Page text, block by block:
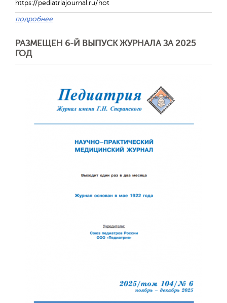
https://pediatriajournal.ru/hot
подробнее
РАЗМЕЩЕН 6-Й ВЫПУСК ЖУРНАЛА ЗА 2025
ГОД
Обратная